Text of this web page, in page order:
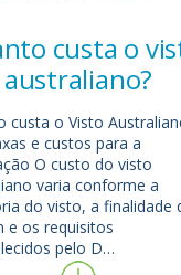
custa o
australiano?
custa o Visto
e custos para a
O custo do visto
varia conforme a
do visto, a finalidade
e os requisitos
pelo D…